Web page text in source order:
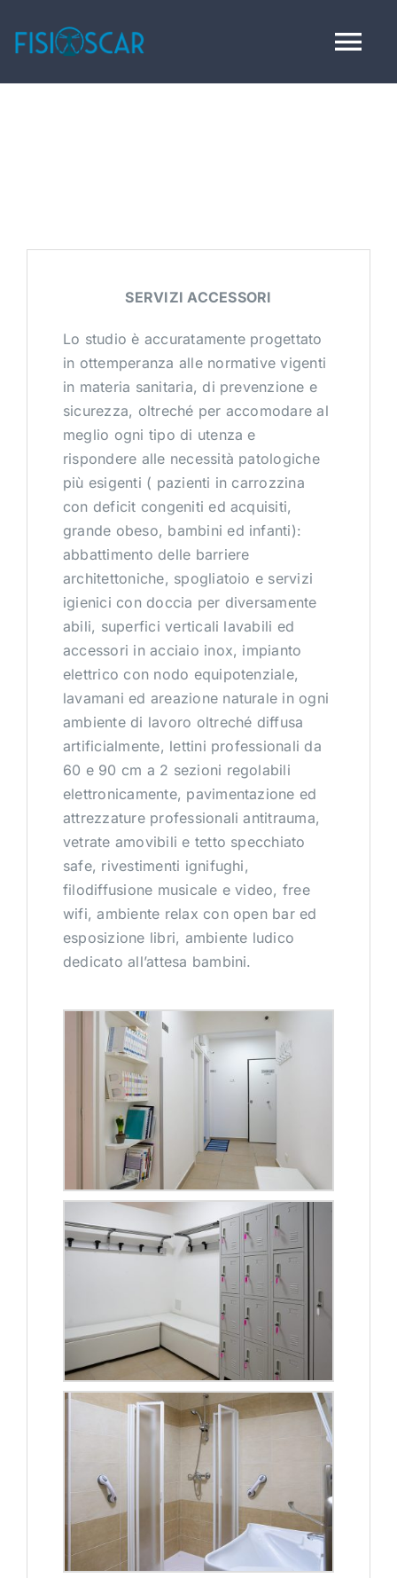
content
VIRTUAL TOUR
PRENOTA CONSULENZA
CONTATTI
SERVIZI ACCESSORI
Lo studio è accuratamente progettato
in ottemperanza alle normative vigenti
in materia sanitaria, di prevenzione e
sicurezza, oltreché per accomodare al
meglio ogni tipo di utenza e
rispondere alle necessità patologiche
più esigenti ( pazienti in carrozzina
con deficit congeniti ed acquisiti,
grande obeso, bambini ed infanti):
abbattimento delle barriere
architettoniche, spogliatoio e servizi
igienici con doccia per diversamente
abili, superfici verticali lavabili ed
accessori in acciaio inox, impianto
elettrico con nodo equipotenziale,
lavamani ed areazione naturale in ogni
ambiente di lavoro oltreché diffusa
artificialmente, lettini professionali da
60 e 90 cm a 2 sezioni regolabili
elettronicamente, pavimentazione ed
attrezzature professionali antitrauma,
vetrate amovibili e tetto specchiato
safe, rivestimenti ignifughi,
filodiffusione musicale e video, free
wifi, ambiente relax con open bar ed
esposizione libri, ambiente ludico
dedicato all’attesa bambini.